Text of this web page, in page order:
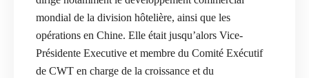
mondial de la division hôtelière, ainsi que les
opérations en Chine. Elle était jusqu’alors Vice-
Présidente Executive et membre du Comité Exécutif
de CWT en charge de la croissance et du